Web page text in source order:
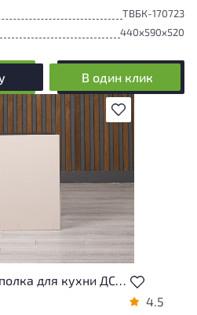
ТВБК-170723
440x590x520
В один клик
В избранное
влияющие на
его
Навесная полка для кухни ДСП Бежевый Россия
4.5